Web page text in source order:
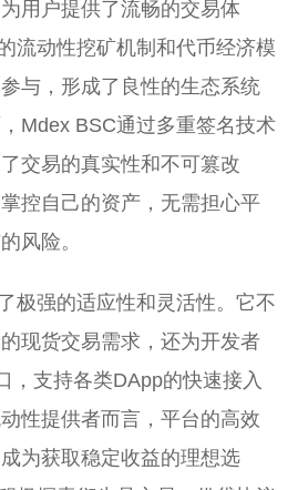
用户提供了流畅的交易体
流动性挖矿机制和代币经济模
与，形成了良性的生态系统
Mdex BSC通过多重签名技术
交易的真实性和不可篡改
控自己的资产，无需担心平
风险。
极强的适应性和灵活性。它不
现货交易需求，还为开发者
，支持各类DApp的快速接入
性提供者而言，平台的高效
为获取稳定收益的理想选